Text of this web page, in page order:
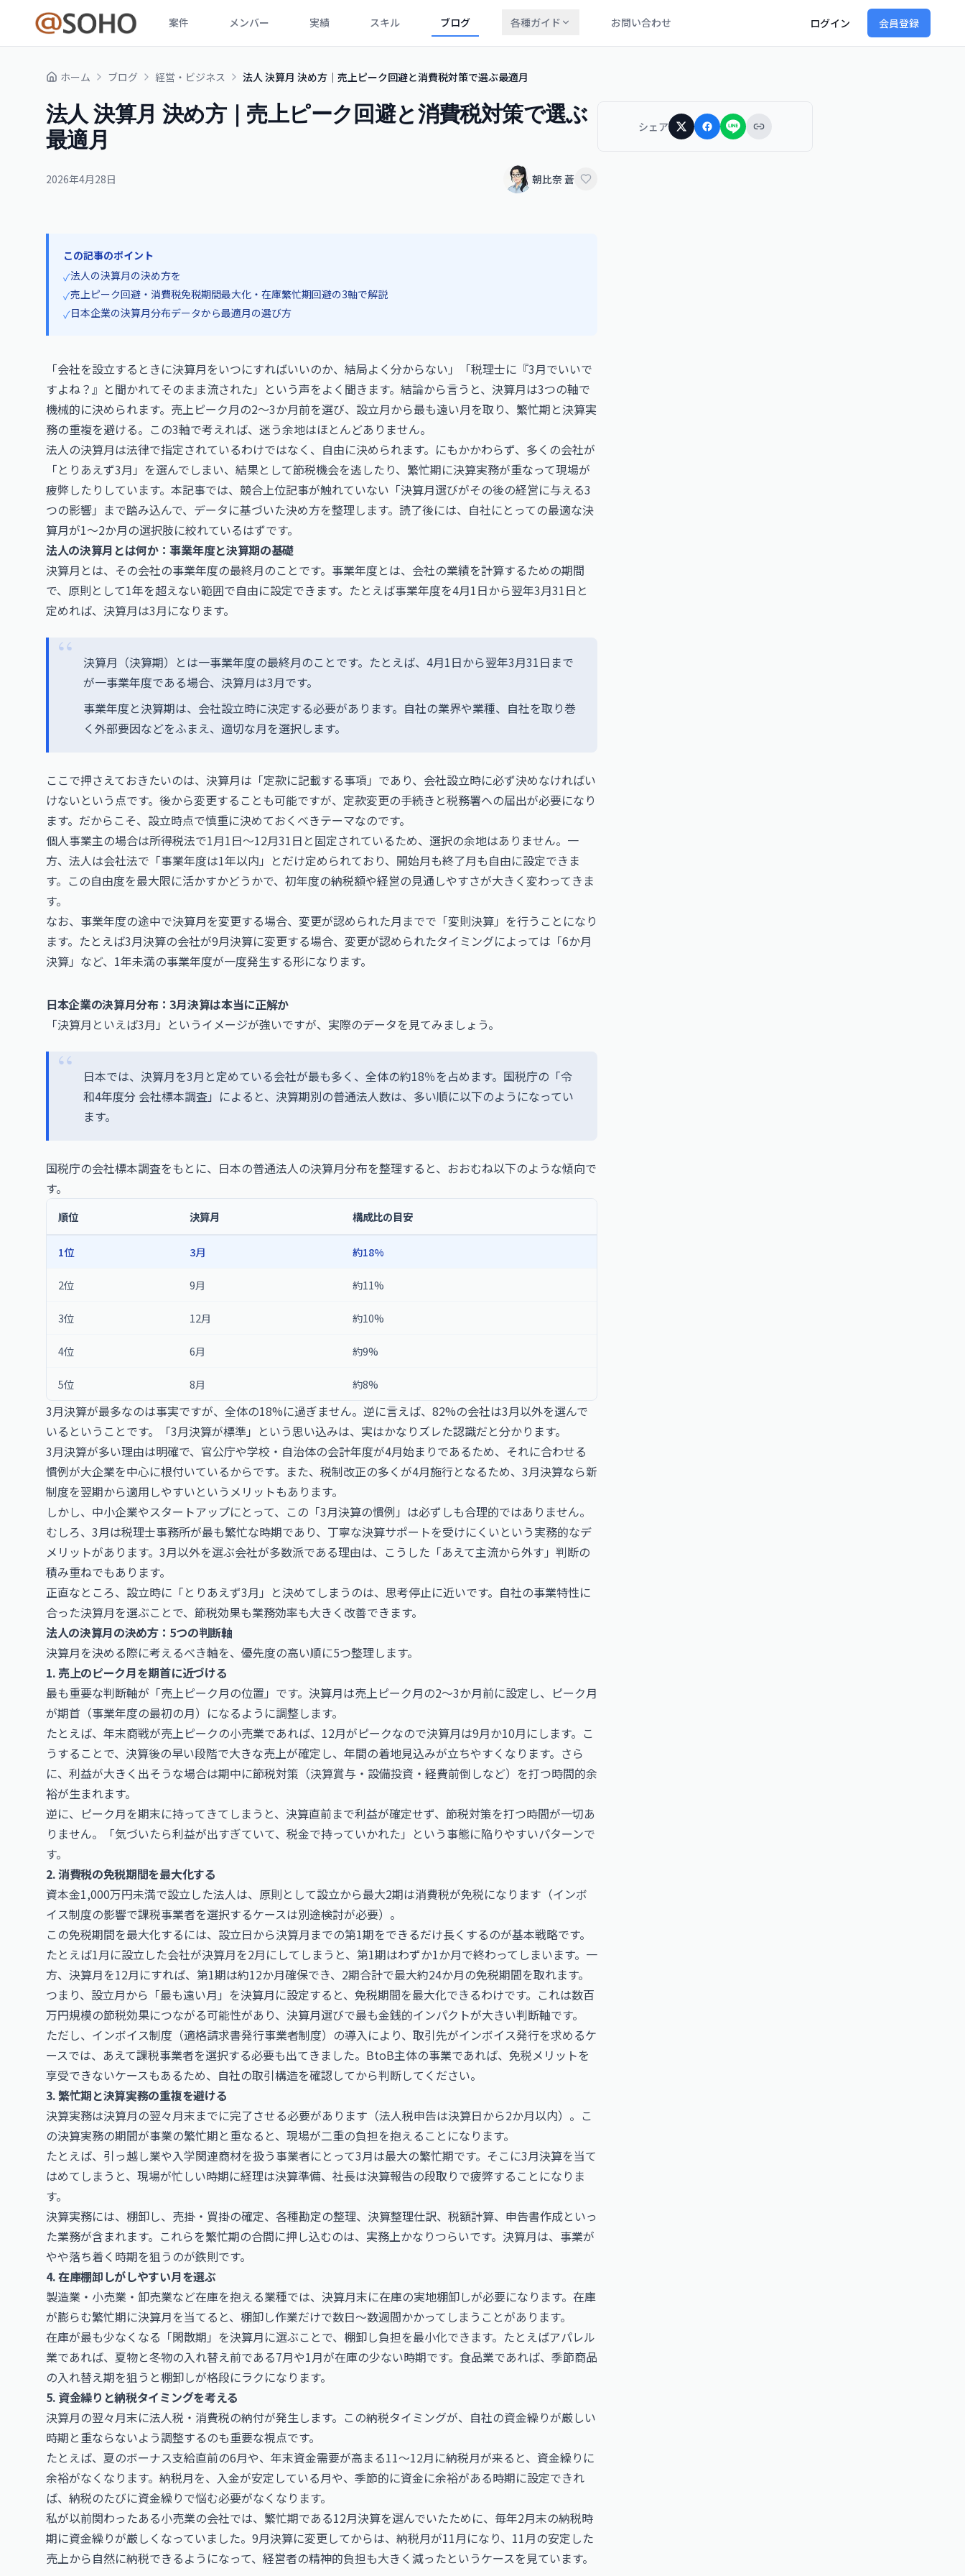
案件 メンバー 実績 スキル ブログ 各種ガイド お問い合わせ ログイン 会員登録
ホーム ブログ 経営・ビジネス 法人 決算月 決め方｜売上ピーク回避と消費税対策で選ぶ最適月
法人 決算月 決め方｜売上ピーク回避と消費税対策で選ぶ
最適月
2026年4月28日 朝比奈 蒼
この記事のポイント
✓法人の決算月の決め方を
✓売上ピーク回避・消費税免税期間最大化・在庫繁忙期回避の3軸で解説
✓日本企業の決算月分布データから最適月の選び方
「会社を設立するときに決算月をいつにすればいいのか、結局よく分からない」「税理士に『3月でいいで
すよね？』と聞かれてそのまま流された」という声をよく聞きます。結論から言うと、決算月は3つの軸で
機械的に決められます。売上ピーク月の2〜3か月前を選び、設立月から最も遠い月を取り、繁忙期と決算実
務の重複を避ける。この3軸で考えれば、迷う余地はほとんどありません。
法人の決算月は法律で指定されているわけではなく、自由に決められます。にもかかわらず、多くの会社が
「とりあえず3月」を選んでしまい、結果として節税機会を逃したり、繁忙期に決算実務が重なって現場が
疲弊したりしています。本記事では、競合上位記事が触れていない「決算月選びがその後の経営に与える3
つの影響」まで踏み込んで、データに基づいた決め方を整理します。読了後には、自社にとっての最適な決
算月が1〜2か月の選択肢に絞れているはずです。
法人の決算月とは何か：事業年度と決算期の基礎
決算月とは、その会社の事業年度の最終月のことです。事業年度とは、会社の業績を計算するための期間
で、原則として1年を超えない範囲で自由に設定できます。たとえば事業年度を4月1日から翌年3月31日と
定めれば、決算月は3月になります。
決算月（決算期）とは一事業年度の最終月のことです。たとえば、4月1日から翌年3月31日まで
が一事業年度である場合、決算月は3月です。
事業年度と決算期は、会社設立時に決定する必要があります。自社の業界や業種、自社を取り巻
く外部要因などをふまえ、適切な月を選択します。
ここで押さえておきたいのは、決算月は「定款に記載する事項」であり、会社設立時に必ず決めなければい
けないという点です。後から変更することも可能ですが、定款変更の手続きと税務署への届出が必要になり
ます。だからこそ、設立時点で慎重に決めておくべきテーマなのです。
個人事業主の場合は所得税法で1月1日〜12月31日と固定されているため、選択の余地はありません。一
方、法人は会社法で「事業年度は1年以内」とだけ定められており、開始月も終了月も自由に設定できま
す。この自由度を最大限に活かすかどうかで、初年度の納税額や経営の見通しやすさが大きく変わってきま
す。
なお、事業年度の途中で決算月を変更する場合、変更が認められた月までで「変則決算」を行うことになり
ます。たとえば3月決算の会社が9月決算に変更する場合、変更が認められたタイミングによっては「6か月
決算」など、1年未満の事業年度が一度発生する形になります。
日本企業の決算月分布：3月決算は本当に正解か
「決算月といえば3月」というイメージが強いですが、実際のデータを見てみましょう。
日本では、決算月を3月と定めている会社が最も多く、全体の約18％を占めます。国税庁の「令
和4年度分 会社標本調査」によると、決算期別の普通法人数は、多い順に以下のようになってい
ます。
国税庁の会社標本調査をもとに、日本の普通法人の決算月分布を整理すると、おおむね以下のような傾向で
す。
順位 決算月 構成比の目安
1位 3月 約18%
2位 9月 約11%
3位 12月 約10%
4位 6月 約9%
5位 8月 約8%
3月決算が最多なのは事実ですが、全体の18%に過ぎません。逆に言えば、82%の会社は3月以外を選んで
いるということです。「3月決算が標準」という思い込みは、実はかなりズレた認識だと分かります。
3月決算が多い理由は明確で、官公庁や学校・自治体の会計年度が4月始まりであるため、それに合わせる
慣例が大企業を中心に根付いているからです。また、税制改正の多くが4月施行となるため、3月決算なら新
制度を翌期から適用しやすいというメリットもあります。
しかし、中小企業やスタートアップにとって、この「3月決算の慣例」は必ずしも合理的ではありません。
むしろ、3月は税理士事務所が最も繁忙な時期であり、丁寧な決算サポートを受けにくいという実務的なデ
メリットがあります。3月以外を選ぶ会社が多数派である理由は、こうした「あえて主流から外す」判断の
積み重ねでもあります。
正直なところ、設立時に「とりあえず3月」と決めてしまうのは、思考停止に近いです。自社の事業特性に
合った決算月を選ぶことで、節税効果も業務効率も大きく改善できます。
法人の決算月の決め方：5つの判断軸
決算月を決める際に考えるべき軸を、優先度の高い順に5つ整理します。
1. 売上のピーク月を期首に近づける
最も重要な判断軸が「売上ピーク月の位置」です。決算月は売上ピーク月の2〜3か月前に設定し、ピーク月
が期首（事業年度の最初の月）になるように調整します。
たとえば、年末商戦が売上ピークの小売業であれば、12月がピークなので決算月は9月か10月にします。こ
うすることで、決算後の早い段階で大きな売上が確定し、年間の着地見込みが立ちやすくなります。さら
に、利益が大きく出そうな場合は期中に節税対策（決算賞与・設備投資・経費前倒しなど）を打つ時間的余
裕が生まれます。
逆に、ピーク月を期末に持ってきてしまうと、決算直前まで利益が確定せず、節税対策を打つ時間が一切あ
りません。「気づいたら利益が出すぎていて、税金で持っていかれた」という事態に陥りやすいパターンで
す。
2. 消費税の免税期間を最大化する
資本金1,000万円未満で設立した法人は、原則として設立から最大2期は消費税が免税になります（インボ
イス制度の影響で課税事業者を選択するケースは別途検討が必要）。
この免税期間を最大化するには、設立日から決算月までの第1期をできるだけ長くするのが基本戦略です。
たとえば1月に設立した会社が決算月を2月にしてしまうと、第1期はわずか1か月で終わってしまいます。一
方、決算月を12月にすれば、第1期は約12か月確保でき、2期合計で最大約24か月の免税期間を取れます。
つまり、設立月から「最も遠い月」を決算月に設定すると、免税期間を最大化できるわけです。これは数百
万円規模の節税効果につながる可能性があり、決算月選びで最も金銭的インパクトが大きい判断軸です。
ただし、インボイス制度（適格請求書発行事業者制度）の導入により、取引先がインボイス発行を求めるケ
ースでは、あえて課税事業者を選択する必要も出てきました。BtoB主体の事業であれば、免税メリットを
享受できないケースもあるため、自社の取引構造を確認してから判断してください。
3. 繁忙期と決算実務の重複を避ける
決算実務は決算月の翌々月末までに完了させる必要があります（法人税申告は決算日から2か月以内）。こ
の決算実務の期間が事業の繁忙期と重なると、現場が二重の負担を抱えることになります。
たとえば、引っ越し業や入学関連商材を扱う事業者にとって3月は最大の繁忙期です。そこに3月決算を当て
はめてしまうと、現場が忙しい時期に経理は決算準備、社長は決算報告の段取りで疲弊することになりま
す。
決算実務には、棚卸し、売掛・買掛の確定、各種勘定の整理、決算整理仕訳、税額計算、申告書作成といっ
た業務が含まれます。これらを繁忙期の合間に押し込むのは、実務上かなりつらいです。決算月は、事業が
やや落ち着く時期を狙うのが鉄則です。
4. 在庫棚卸しがしやすい月を選ぶ
製造業・小売業・卸売業など在庫を抱える業種では、決算月末に在庫の実地棚卸しが必要になります。在庫
が膨らむ繁忙期に決算月を当てると、棚卸し作業だけで数日〜数週間かかってしまうことがあります。
在庫が最も少なくなる「閑散期」を決算月に選ぶことで、棚卸し負担を最小化できます。たとえばアパレル
業であれば、夏物と冬物の入れ替え前である7月や1月が在庫の少ない時期です。食品業であれば、季節商品
の入れ替え期を狙うと棚卸しが格段にラクになります。
5. 資金繰りと納税タイミングを考える
決算月の翌々月末に法人税・消費税の納付が発生します。この納税タイミングが、自社の資金繰りが厳しい
時期と重ならないよう調整するのも重要な視点です。
たとえば、夏のボーナス支給直前の6月や、年末資金需要が高まる11〜12月に納税月が来ると、資金繰りに
余裕がなくなります。納税月を、入金が安定している月や、季節的に資金に余裕がある時期に設定できれ
ば、納税のたびに資金繰りで悩む必要がなくなります。
私が以前関わったある小売業の会社では、繁忙期である12月決算を選んでいたために、毎年2月末の納税時
期に資金繰りが厳しくなっていました。9月決算に変更してからは、納税月が11月になり、11月の安定した
売上から自然に納税できるようになって、経営者の精神的負担も大きく減ったというケースを見ています。
シェア